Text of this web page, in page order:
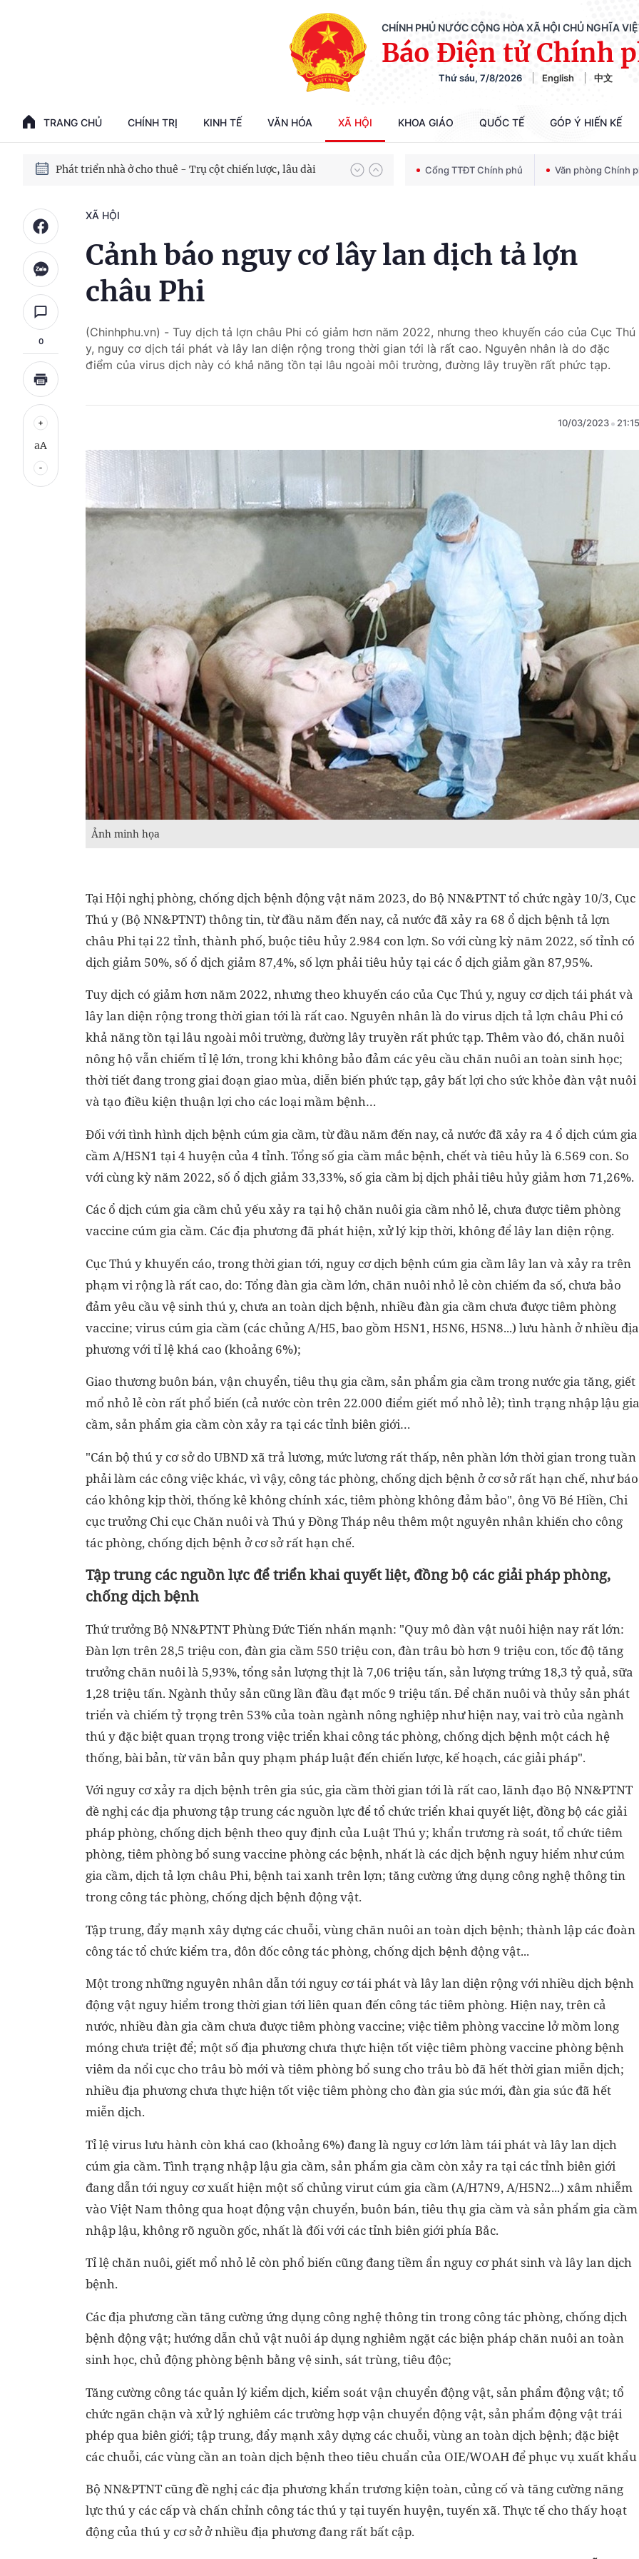
CHÍNH PHỦ NƯỚC CỘNG HÒA XÃ HỘI CHỦ NGHĨA
Báo Điện tử Chính
Thứ sáu, 7/8/2026 English 中文
TRANG CHỦ CHÍNH TRỊ KINH TẾ VĂN HÓA XÃ HỘI KHOA GIÁO QUỐC TẾ GÓP Ý HIẾN KẾ
Phát triển kinh tế nhà nước trong kỷ nguyên mới
Chiến dịch 500 ngày đêm tìm kiếm, quy tập và xác định danh tính hài cốt liệt sĩ
Bảo vệ nền tảng tư tưởng của Đảng trong kỷ nguyên phát triển mới
Phát triển nhà ở cho thuê - Trụ cột chiến lược, lâu dài Cổng TTĐT Chính phủ Văn phòng Chính
0
aA
XÃ HỘI
Cảnh báo nguy cơ lây lan dịch tả lợn
châu Phi
(Chinhphu.vn) - Tuy dịch tả lợn châu Phi có giảm hơn năm 2022, nhưng theo khuyến cáo của Cục Thú
y, nguy cơ dịch tái phát và lây lan diện rộng trong thời gian tới là rất cao. Nguyên nhân là do đặc
điểm của virus dịch này có khả năng tồn tại lâu ngoài môi trường, đường lây truyền rất phức tạp.
10/03/2023 21:15
Ảnh minh họa
Tại Hội nghị phòng, chống dịch bệnh động vật năm 2023, do Bộ NN&PTNT tổ chức ngày 10/3, Cục
Thú y (Bộ NN&PTNT) thông tin, từ đầu năm đến nay, cả nước đã xảy ra 68 ổ dịch bệnh tả lợn
châu Phi tại 22 tỉnh, thành phố, buộc tiêu hủy 2.984 con lợn. So với cùng kỳ năm 2022, số tỉnh có
dịch giảm 50%, số ổ dịch giảm 87,4%, số lợn phải tiêu hủy tại các ổ dịch giảm gần 87,95%.
Tuy dịch có giảm hơn năm 2022, nhưng theo khuyến cáo của Cục Thú y, nguy cơ dịch tái phát và
lây lan diện rộng trong thời gian tới là rất cao. Nguyên nhân là do virus dịch tả lợn châu Phi có
khả năng tồn tại lâu ngoài môi trường, đường lây truyền rất phức tạp. Thêm vào đó, chăn nuôi
nông hộ vẫn chiếm tỉ lệ lớn, trong khi không bảo đảm các yêu cầu chăn nuôi an toàn sinh học;
thời tiết đang trong giai đoạn giao mùa, diễn biến phức tạp, gây bất lợi cho sức khỏe đàn vật nuôi
và tạo điều kiện thuận lợi cho các loại mầm bệnh…
Đối với tình hình dịch bệnh cúm gia cầm, từ đầu năm đến nay, cả nước đã xảy ra 4 ổ dịch cúm gia
cầm A/H5N1 tại 4 huyện của 4 tỉnh. Tổng số gia cầm mắc bệnh, chết và tiêu hủy là 6.569 con. So
với cùng kỳ năm 2022, số ổ dịch giảm 33,33%, số gia cầm bị dịch phải tiêu hủy giảm hơn 71,26%.
Các ổ dịch cúm gia cầm chủ yếu xảy ra tại hộ chăn nuôi gia cầm nhỏ lẻ, chưa được tiêm phòng
vaccine cúm gia cầm. Các địa phương đã phát hiện, xử lý kịp thời, không để lây lan diện rộng.
Cục Thú y khuyến cáo, trong thời gian tới, nguy cơ dịch bệnh cúm gia cầm lây lan và xảy ra trên
phạm vi rộng là rất cao, do: Tổng đàn gia cầm lớn, chăn nuôi nhỏ lẻ còn chiếm đa số, chưa bảo
đảm yêu cầu vệ sinh thú y, chưa an toàn dịch bệnh, nhiều đàn gia cầm chưa được tiêm phòng
vaccine; virus cúm gia cầm (các chủng A/H5, bao gồm H5N1, H5N6, H5N8...) lưu hành ở nhiều địa
phương với tỉ lệ khá cao (khoảng 6%);
Giao thương buôn bán, vận chuyển, tiêu thụ gia cầm, sản phẩm gia cầm trong nước gia tăng, giết
mổ nhỏ lẻ còn rất phổ biến (cả nước còn trên 22.000 điểm giết mổ nhỏ lẻ); tình trạng nhập lậu gia
cầm, sản phẩm gia cầm còn xảy ra tại các tỉnh biên giới…
"Cán bộ thú y cơ sở do UBND xã trả lương, mức lương rất thấp, nên phần lớn thời gian trong tuần
phải làm các công việc khác, vì vậy, công tác phòng, chống dịch bệnh ở cơ sở rất hạn chế, như báo
cáo không kịp thời, thống kê không chính xác, tiêm phòng không đảm bảo", ông Võ Bé Hiền, Chi
cục trưởng Chi cục Chăn nuôi và Thú y Đồng Tháp nêu thêm một nguyên nhân khiến cho công
tác phòng, chống dịch bệnh ở cơ sở rất hạn chế.
Tập trung các nguồn lực để triển khai quyết liệt, đồng bộ các giải pháp phòng,
chống dịch bệnh
Thứ trưởng Bộ NN&PTNT Phùng Đức Tiến nhấn mạnh: "Quy mô đàn vật nuôi hiện nay rất lớn:
Đàn lợn trên 28,5 triệu con, đàn gia cầm 550 triệu con, đàn trâu bò hơn 9 triệu con, tốc độ tăng
trưởng chăn nuôi là 5,93%, tổng sản lượng thịt là 7,06 triệu tấn, sản lượng trứng 18,3 tỷ quả, sữa
1,28 triệu tấn. Ngành thủy sản cũng lần đầu đạt mốc 9 triệu tấn. Để chăn nuôi và thủy sản phát
triển và chiếm tỷ trọng trên 53% của toàn ngành nông nghiệp như hiện nay, vai trò của ngành
thú y đặc biệt quan trọng trong việc triển khai công tác phòng, chống dịch bệnh một cách hệ
thống, bài bản, từ văn bản quy phạm pháp luật đến chiến lược, kế hoạch, các giải pháp".
Với nguy cơ xảy ra dịch bệnh trên gia súc, gia cầm thời gian tới là rất cao, lãnh đạo Bộ NN&PTNT
đề nghị các địa phương tập trung các nguồn lực để tổ chức triển khai quyết liệt, đồng bộ các giải
pháp phòng, chống dịch bệnh theo quy định của Luật Thú y; khẩn trương rà soát, tổ chức tiêm
phòng, tiêm phòng bổ sung vaccine phòng các bệnh, nhất là các dịch bệnh nguy hiểm như cúm
gia cầm, dịch tả lợn châu Phi, bệnh tai xanh trên lợn; tăng cường ứng dụng công nghệ thông tin
trong công tác phòng, chống dịch bệnh động vật.
Tập trung, đẩy mạnh xây dựng các chuỗi, vùng chăn nuôi an toàn dịch bệnh; thành lập các đoàn
công tác tổ chức kiểm tra, đôn đốc công tác phòng, chống dịch bệnh động vật...
Một trong những nguyên nhân dẫn tới nguy cơ tái phát và lây lan diện rộng với nhiều dịch bệnh
động vật nguy hiểm trong thời gian tới liên quan đến công tác tiêm phòng. Hiện nay, trên cả
nước, nhiều đàn gia cầm chưa được tiêm phòng vaccine; việc tiêm phòng vaccine lở mồm long
móng chưa triệt để; một số địa phương chưa thực hiện tốt việc tiêm phòng vaccine phòng bệnh
viêm da nổi cục cho trâu bò mới và tiêm phòng bổ sung cho trâu bò đã hết thời gian miễn dịch;
nhiều địa phương chưa thực hiện tốt việc tiêm phòng cho đàn gia súc mới, đàn gia súc đã hết
miễn dịch.
Tỉ lệ virus lưu hành còn khá cao (khoảng 6%) đang là nguy cơ lớn làm tái phát và lây lan dịch
cúm gia cầm. Tình trạng nhập lậu gia cầm, sản phẩm gia cầm còn xảy ra tại các tỉnh biên giới
đang dẫn tới nguy cơ xuất hiện một số chủng virut cúm gia cầm (A/H7N9, A/H5N2...) xâm nhiễm
vào Việt Nam thông qua hoạt động vận chuyển, buôn bán, tiêu thụ gia cầm và sản phẩm gia cầm
nhập lậu, không rõ nguồn gốc, nhất là đối với các tỉnh biên giới phía Bắc.
Tỉ lệ chăn nuôi, giết mổ nhỏ lẻ còn phổ biến cũng đang tiềm ẩn nguy cơ phát sinh và lây lan dịch
bệnh.
Các địa phương cần tăng cường ứng dụng công nghệ thông tin trong công tác phòng, chống dịch
bệnh động vật; hướng dẫn chủ vật nuôi áp dụng nghiêm ngặt các biện pháp chăn nuôi an toàn
sinh học, chủ động phòng bệnh bằng vệ sinh, sát trùng, tiêu độc;
Tăng cường công tác quản lý kiểm dịch, kiểm soát vận chuyển động vật, sản phẩm động vật; tổ
chức ngăn chặn và xử lý nghiêm các trường hợp vận chuyển động vật, sản phẩm động vật trái
phép qua biên giới; tập trung, đẩy mạnh xây dựng các chuỗi, vùng an toàn dịch bệnh; đặc biệt
các chuỗi, các vùng cần an toàn dịch bệnh theo tiêu chuẩn của OIE/WOAH để phục vụ xuất khẩu
Bộ NN&PTNT cũng đề nghị các địa phương khẩn trương kiện toàn, củng cố và tăng cường năng
lực thú y các cấp và chấn chỉnh công tác thú y tại tuyến huyện, tuyến xã. Thực tế cho thấy hoạt
động của thú y cơ sở ở nhiều địa phương đang rất bất cập.